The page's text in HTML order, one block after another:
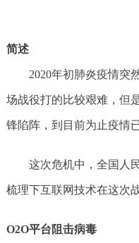
简述
2020年初肺炎疫情突
场战役打的比较艰难，但
锋陷阵，到目前为止疫情
这次危机中，全国人
梳理下互联网技术在这次
O2O平台阻击病毒